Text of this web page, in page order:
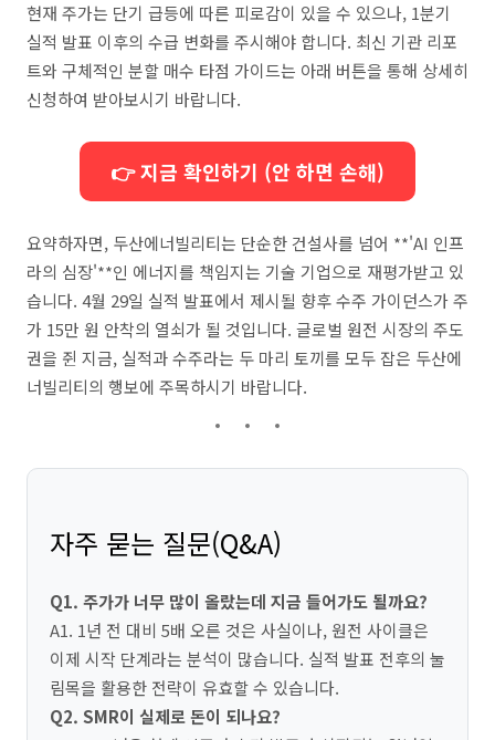
현재 주가는 단기 급등에 따른 피로감이 있을 수 있으나, 1분기
실적 발표 이후의 수급 변화를 주시해야 합니다. 최신 기관 리포
트와 구체적인 분할 매수 타점 가이드는 아래 버튼을 통해 상세히
신청하여 받아보시기 바랍니다.
👉 지금 확인하기 (안 하면 손해)
요약하자면, 두산에너빌리티는 단순한 건설사를 넘어 **'AI 인프
라의 심장'**인 에너지를 책임지는 기술 기업으로 재평가받고 있
습니다. 4월 29일 실적 발표에서 제시될 향후 수주 가이던스가 주
가 15만 원 안착의 열쇠가 될 것입니다. 글로벌 원전 시장의 주도
권을 쥔 지금, 실적과 수주라는 두 마리 토끼를 모두 잡은 두산에
너빌리티의 행보에 주목하시기 바랍니다.
자주 묻는 질문(Q&A)
Q1. 주가가 너무 많이 올랐는데 지금 들어가도 될까요?
A1. 1년 전 대비 5배 오른 것은 사실이나, 원전 사이클은
이제 시작 단계라는 분석이 많습니다. 실적 발표 전후의 눌
림목을 활용한 전략이 유효할 수 있습니다.
Q2. SMR이 실제로 돈이 되나요?